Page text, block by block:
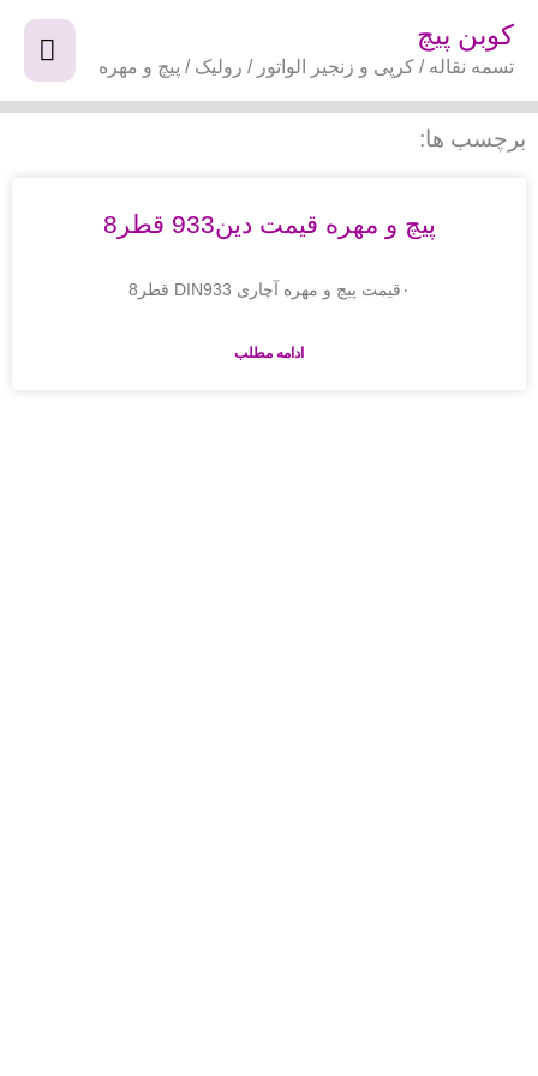
کوبن پیچ
تسمه نقاله / کرپی و زنجیر الواتور / رولیک / پیچ و مهره
برچسب ها:
پیچ و مهره قیمت دین933 قطر8
۰قیمت پیچ و مهره آچاری DIN933 قطر8
ادامه مطلب